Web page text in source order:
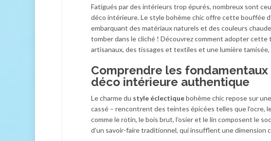
Fatigués par des intérieurs trop épurés, nombreux sont
déco intérieure. Le style bohème chic offre cette bouffée
embarquant des matériaux naturels et des couleurs
tomber dans le cliché ! Découvrez comment adopter
artisanaux, des tissages et textiles et une lumière
Comprendre les
déco intérieure authentique
Le charme du style éclectiquebohème chic repose sur une
cassé – rencontrent des teintes épicées telles que l’ocre,
comme le rotin, le bois brut, l’osier et le lin composent le
d’un savoir-faire traditionnel, qui insufflent une dimension